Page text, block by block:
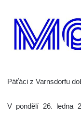
Páťáci z Varnsdorfu
V pondělí 26. ledna